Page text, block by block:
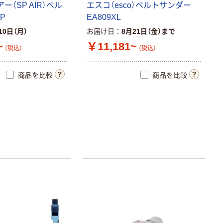
（SP AIR）ベル
日（月）
（税込）
商品を比較
エスコ（esco）ベルトサンダー
EA809XL
お届け日 8月21日（金）まで
￥11,181~ （税込）
商品を比較